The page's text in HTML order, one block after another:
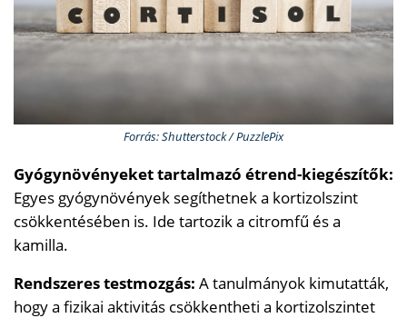
Forrás: Shutterstock / PuzzlePix
Gyógynövényeket tartalmazó étrend-kiegészítők:
Egyes gyógynövények segíthetnek a kortizolszint
csökkentésében is. Ide tartozik a citromfű és a
kamilla.
Rendszeres testmozgás: A tanulmányok kimutatták,
hogy a fizikai aktivitás csökkentheti a kortizolszintet